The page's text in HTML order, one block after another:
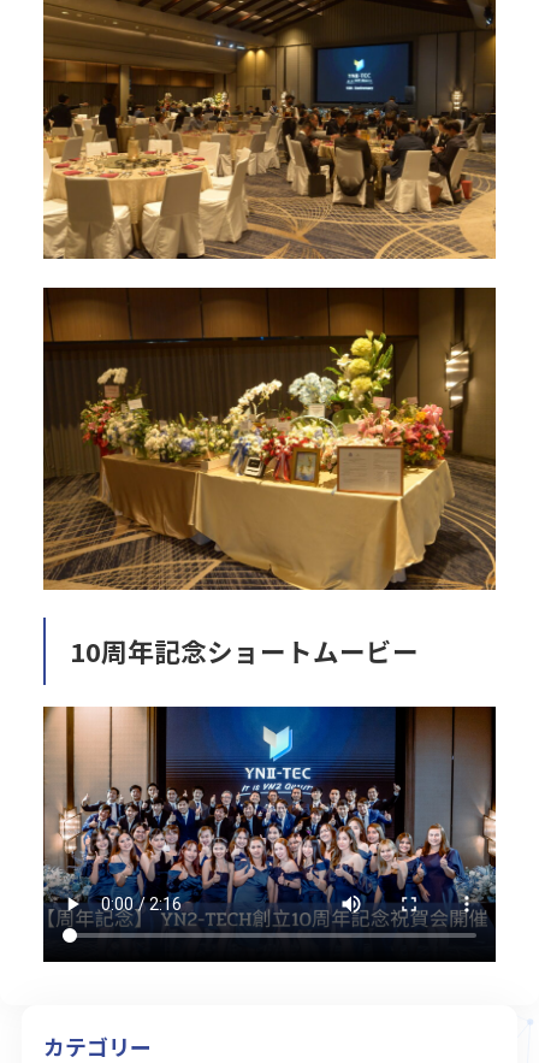
10周年記念ショートムービー
カテゴリー